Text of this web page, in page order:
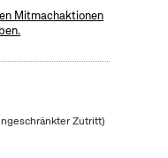
Mitmachaktionen
Zutritt)